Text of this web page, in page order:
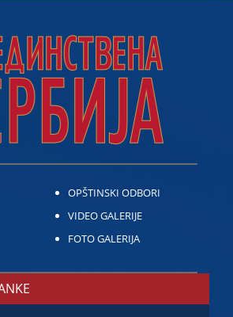
OPŠTINSKI ODBORI
VIDEO GALERIJE
FOTO GALERIJA